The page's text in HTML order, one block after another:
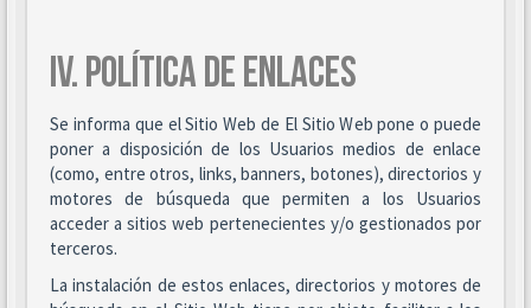
IV. POLÍTICA DE ENLACES
Se informa que el Sitio Web de El Sitio Web pone o puede
poner a disposición de los Usuarios medios de enlace
(como, entre otros, links, banners, botones), directorios y
motores de búsqueda que permiten a los Usuarios
acceder a sitios web pertenecientes y/o gestionados por
terceros.
La instalación de estos enlaces, directorios y motores de